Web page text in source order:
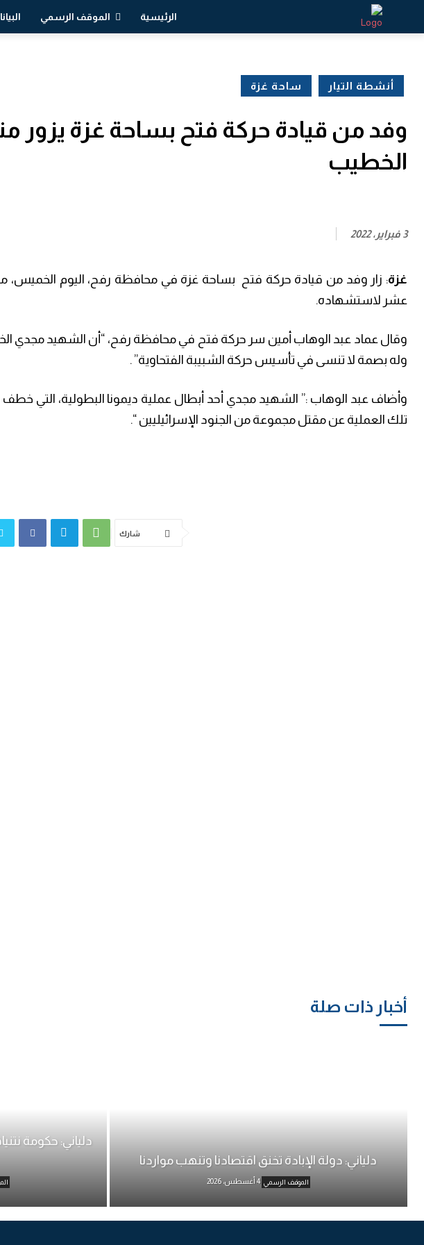
الرئيسية الموقف الرسمي
أنشطة التيار ساحة غزة
وفد من قيادة حركة فتح بساحة غزة يزور
الخطيب
3 فبراير، 2022
غزة: زار وفد من قيادة حركة فتح بساحة غزة في محافظة رفح، اليوم الخميس،
عشر لاستشهاده.
وقال عماد عبد الوهاب أمين سر حركة فتح في محافظة رفح، “أن الشهيد مجدي
وله بصمة لا تنسى في تأسيس حركة الشبيبة الفتحاوية” .
وأضاف عبد الوهاب :” الشهيد مجدي أحد أبطال عملية ديمونا البطولية، التي
تلك العملية عن مقتل مجموعة من الجنود الإسرائيليين “.
شارك
أخبار ذات صلة
دلياني: دولة الإبادة تخنق اقتصادنا وتنهب مواردنا
الموقف الرسمي 4 أغسطس، 2026
دلياني: حكومة